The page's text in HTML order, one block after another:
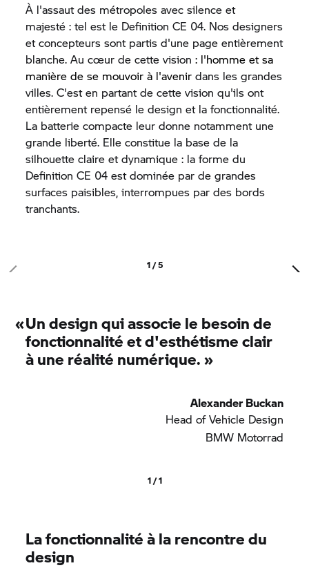
À l'assaut des métropoles avec silence et
majesté : tel est le Definition CE 04. Nos designers
et concepteurs sont partis d'une page entièrement
blanche. Au cœur de cette vision : l'homme et sa
manière de se mouvoir à l'avenirdans les grandes
villes. C'est en partant de cette vision qu'ils ont
entièrement repensé le design et la fonctionnalité.
La batterie compacte leur donne notamment une
grande liberté. Elle constitue la base de la
silhouette claire et dynamique : la forme du
Definition CE 04 est dominée par de grandes
surfaces paisibles, interrompues par des bords
tranchants.
1 / 5
«Un design qui associe le besoin de
fonctionnalité et d'esthétisme clair
à une réalité numérique.»
Alexander Buckan
Head of Vehicle Design
BMW Motorrad
1 / 1
La fonctionnalité à la rencontre du
design